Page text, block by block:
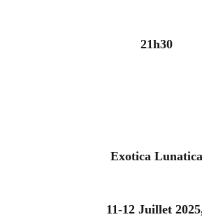
21h30
Exotica Lunatica
11-12 Juillet